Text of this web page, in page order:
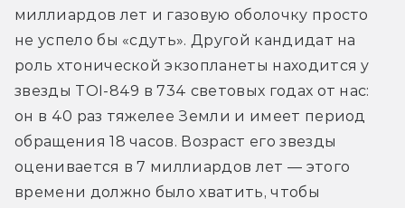
миллиардов лет и газовую оболочку просто
не успело бы «сдуть». Другой кандидат на
роль хтонической экзопланеты находится у
звезды TOI-849 в 734 световых годах от нас:
он в 40 раз тяжелее Земли и имеет период
обращения 18 часов. Возраст его звезды
оценивается в 7 миллиардов лет — этого
времени должно было хватить, чтобы